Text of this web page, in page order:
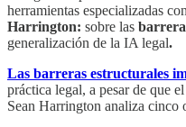
herramientas especializadas
Harrington: sobre las
generalización de la IA legal.
Las barreras estructurales
práctica legal, a pesar de que
Sean Harrington analiza cinco